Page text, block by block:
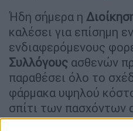
Ήδη σήμερα η
καλέσει για επίσημη
ενδιαφερόμενους
Συλλόγους ασθενών
παραθέσει όλο το
φάρμακα υψηλού
σπίτι των πασχόντων
φαρμακεία.